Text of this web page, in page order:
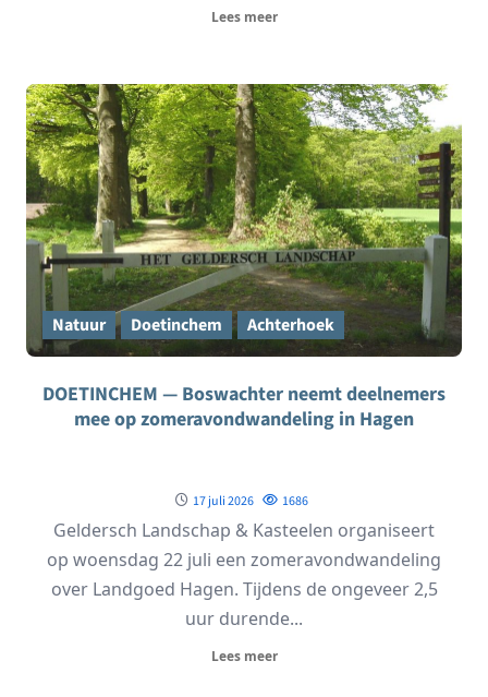
Lees meer
Natuur Doetinchem Achterhoek
DOETINCHEM — Boswachter neemt deelnemers
mee op zomeravondwandeling in Hagen
17 juli 2026 1686
Geldersch Landschap & Kasteelen organiseert
op woensdag 22 juli een zomeravondwandeling
over Landgoed Hagen. Tijdens de ongeveer 2,5
uur durende...
Lees meer